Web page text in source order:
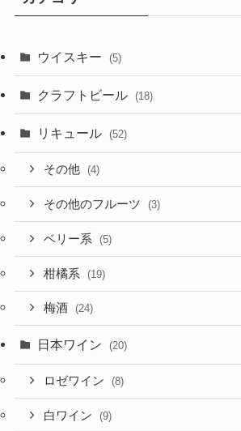
ウイスキー (5)
クラフトビール (18)
リキュール (52)
その他 (4)
その他のフルーツ (3)
ベリー系 (5)
柑橘系 (19)
梅酒 (24)
日本ワイン (20)
ロゼワイン (8)
白ワイン (9)